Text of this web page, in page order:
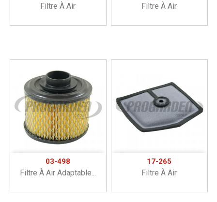
Filtre À Air Filtre À Air
03-498
Filtre À Air Adaptable...
17-265
Filtre À Air